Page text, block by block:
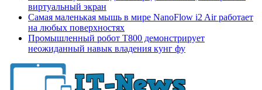
виртуальный экран
Самая маленькая мышь в мире NanoFlow i2 Air работает
на любых поверхностях
Промышленный робот Т800 демонстрирует
неожиданный навык владения кунг фу